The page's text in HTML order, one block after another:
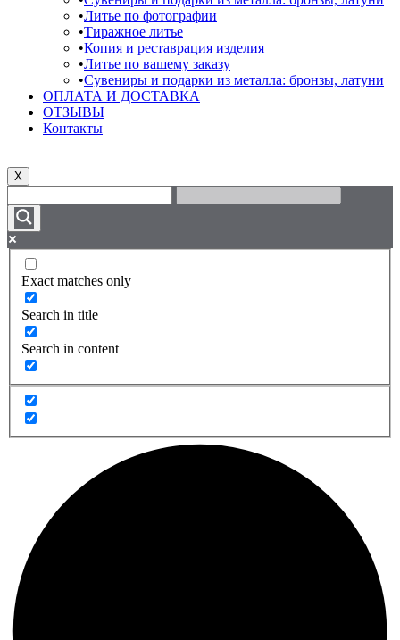
Литье по фотографии
Тиражное литье
Копия и реставрация изделия
Литье по вашему заказу
Сувениры и подарки из металла: бронзы, латуни
ОПЛАТА И ДОСТАВКА
ОТЗЫВЫ
Контакты
X
Exact matches only
Search in title
Search in content